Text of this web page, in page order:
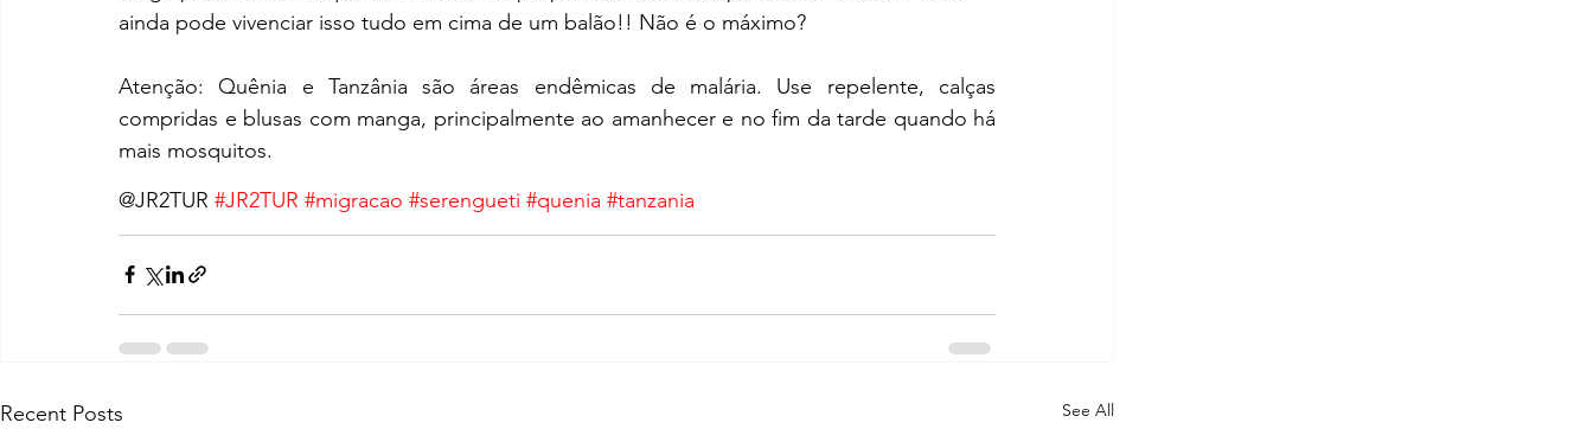
ainda pode vivenciar isso tudo em cima de um balão!! Não é o máximo?
Atenção: Quênia e Tanzânia são áreas endêmicas de malária. Use repelente, calças
compridas e blusas com manga, principalmente ao amanhecer e no fim da tarde quando há
mais mosquitos.
@JR2TUR #JR2TUR #migracao #serengueti #quenia #tanzania
Recent Posts See All